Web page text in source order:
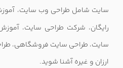
سایت شامل طراحی وب سایت،
رایگان، شرکت طراحی سایت،
سایت، طراحی سایت فروشگاهی،
ارزان و غیره آشنا شوید.